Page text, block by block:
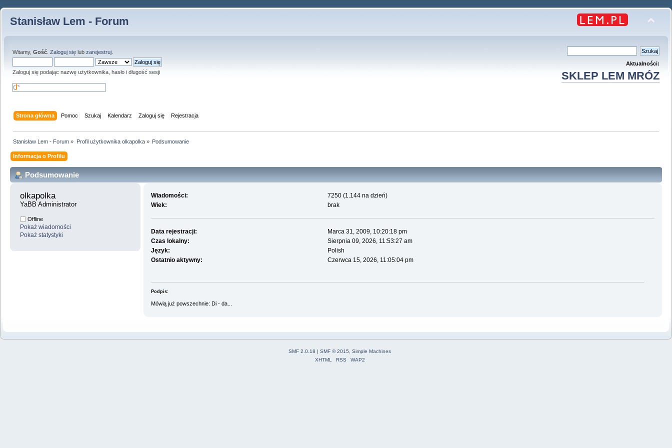
Stanisław Lem - Forum
Witamy, Gość Zaloguj się lub zarejestruj
Zaloguj się podając nazwę użytkownika, hasło i długość sesji
Aktualności:
SKLEP LEM MRÓZ
Strona główna Pomoc Szukaj Kalendarz Zaloguj się Rejestracja
Stanisław Lem - Forum » Profil użytkownika olkapolka» Podsumowanie
Informacja o Profilu
Podsumowanie
olkapolka
YaBB Administrator
Offline
Pokaż wiadomości
Pokaż statystyki
Wiadomości:
7250 (1.144 na dzień)
Wiek:
brak
Data rejestracji:
Marca 31, 2009, 10:20:18 pm
Czas lokalny:
Sierpnia 09, 2026, 11:53:27 am
Język:
Polish
Ostatnio aktywny:
Czerwca 15, 2026, 11:05:04 pm
Podpis:
Mówią już powszechnie: Di - da...
SMF 2.0.18 | SMF © 2015
Simple Machines
XHTML
RSS WAP2